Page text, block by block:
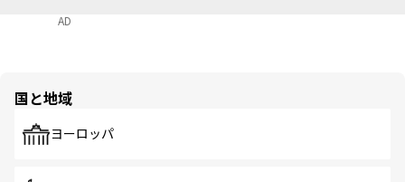
AD
国と地域
ヨーロッパ